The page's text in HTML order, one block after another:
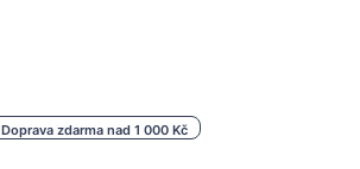
Doprava zdarma nad 1 000 Kč